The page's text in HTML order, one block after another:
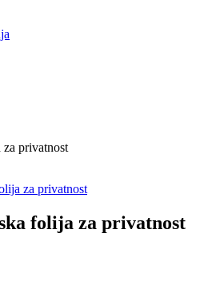
za privatnost
folija za privatnost